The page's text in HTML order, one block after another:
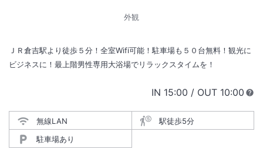
外観
ＪＲ倉吉駅より徒歩５分！全室Wifi可能！駐車場も５０台無料！観光に
ビジネスに！最上階男性専用大浴場でリラックスタイムを！
IN チェックイン
15:00 / OUT チェック
10:00
無線LAN
駅徒歩5分
駐車場あり